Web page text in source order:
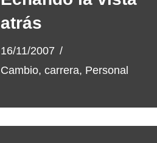
atrás
16/11/2007
Cambio, carrera, Personal